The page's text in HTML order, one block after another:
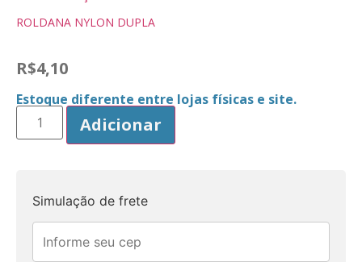
ROLDANA NYLON DUPLA
R$4,10
Estoque diferente entre lojas físicas e site.
Adicionar
Simulação de frete